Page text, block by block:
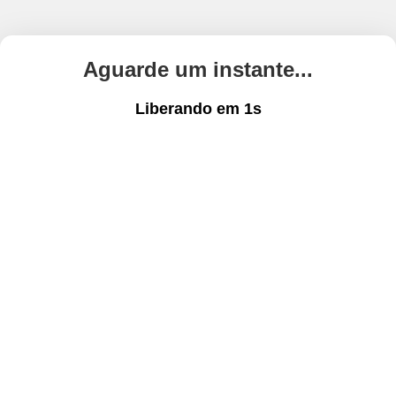
Aguarde um instante...
Liberando em 1s